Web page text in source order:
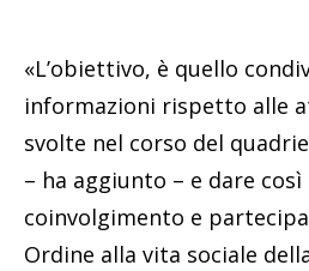
«L’obiettivo, è quello
informazioni rispetto alle
svolte nel corso del
– ha aggiunto – e dare
coinvolgimento e
Ordine alla vita sociale